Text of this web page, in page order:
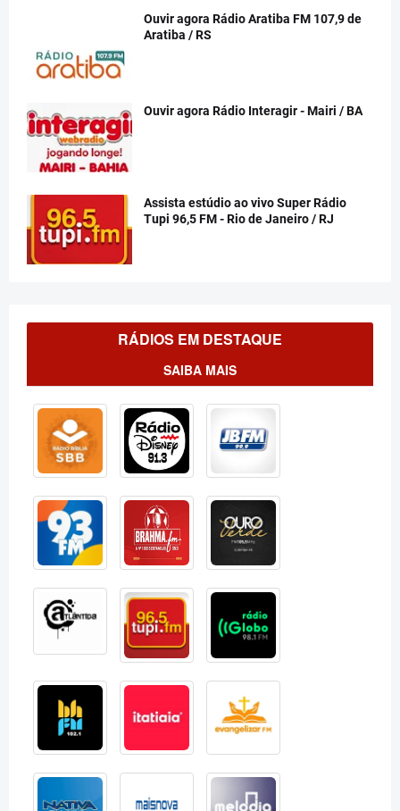
Ouvir agora Rádio Aratiba FM 107,9 de
Aratiba / RS
Ouvir agora Rádio Interagir - Mairi / BA
Assista estúdio ao vivo Super Rádio
Tupi 96,5 FM - Rio de Janeiro / RJ
RÁDIOS EM DESTAQUE
SAIBA MAIS